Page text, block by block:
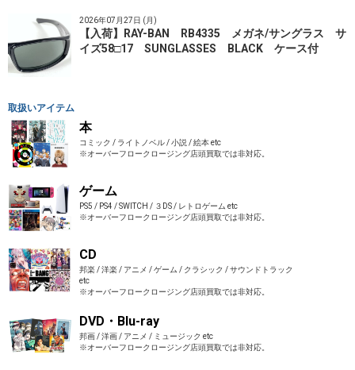
2026年07月27日 (月)
【入荷】RAY-BAN RB4335 メガネ/サングラス サ
イズ58□17 SUNGLASSES BLACK ケース付
取扱いアイテム
本
コミック / ライトノベル / 小説 / 絵本 etc
※オーバーフロークロージング店頭買取では非対応。
ゲーム
PS5 / PS4 / SWITCH / ３DS / レトロゲーム etc
※オーバーフロークロージング店頭買取では非対応。
CD
邦楽 / 洋楽 / アニメ / ゲーム / クラシック / サウンドトラック
etc
※オーバーフロークロージング店頭買取では非対応。
DVD・Blu-ray
邦画 / 洋画 / アニメ / ミュージック etc
※オーバーフロークロージング店頭買取では非対応。